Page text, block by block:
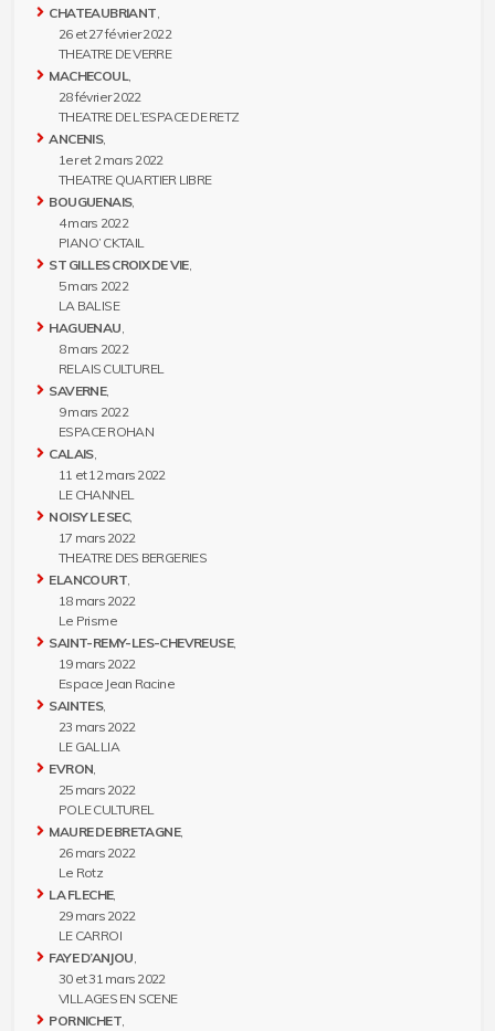
CHATEAUBRIANT
26 et 27 février 2022
THEATRE DE VERRE
MACHECOUL
28 février 2022
THEATRE DE L’ESPACE DE RETZ
ANCENIS,
1er et 2 mars 2022
THEATRE QUARTIER LIBRE
BOUGUENAIS,
4 mars 2022
PIANO’ CKTAIL
ST GILLES CROIX DE VIE,
5 mars 2022
LA BALISE
HAGUENAU
8 mars 2022
RELAIS CULTUREL
SAVERNE,
9 mars 2022
ESPACE ROHAN
CALAIS,
11 et 12 mars 2022
LE CHANNEL
NOISY LE SEC,
17 mars 2022
THEATRE DES BERGERIES
ELANCOURT
18 mars 2022
Le Prisme
SAINT-REMY-LES-CHEVREUSE,
19 mars 2022
Espace Jean Racine
SAINTES,
23 mars 2022
LE GALLIA
EVRON
25 mars 2022
POLE CULTUREL
MAURE DE BRETAGNE,
26 mars 2022
Le Rotz
LA FLECHE,
29 mars 2022
LE CARROI
FAYE D’ANJOU
30 et 31 mars 2022
VILLAGES EN SCENE
PORNICHET